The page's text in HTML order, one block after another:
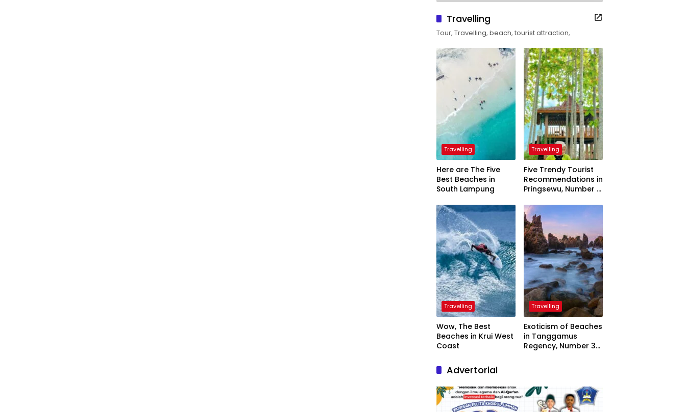
Travelling
Tour, Travelling, beach, tourist attraction,
Travelling
Here are The Five
Best Beaches in
South Lampung
Travelling
Five Trendy Tourist
Recommendations in
Pringsewu, Number 3
President
Travelling
Wow, The Best
Beaches in Krui West
Coast
Travelling
Exoticism of Beaches
in Tanggamus
Regency, Number 3
Advertorial